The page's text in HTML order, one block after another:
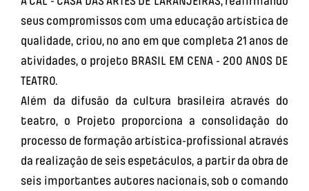
seus compromissos com uma educação artística de
qualidade, criou, no ano em que completa 21 anos de
atividades, o projeto BRASIL EM CENA - 200 ANOS DE
TEATRO.
Além da difusão da cultura brasileira através do
teatro, o Projeto proporciona a consolidação do
processo de formação artística-profissional através
da realização de seis espetáculos, a partir da obra de
seis importantes autores nacionais, sob o comando